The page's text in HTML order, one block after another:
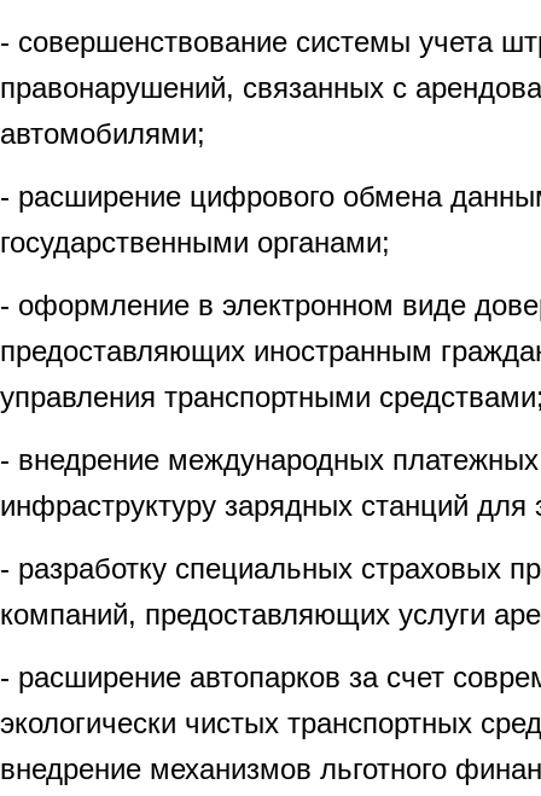
- совершенствование системы учета
правонарушений, связанных с
автомобилями;
- расширение цифрового обмена
государственными органами;
- оформление в электронном виде
предоставляющих иностранным
управления транспортными
- внедрение международных
инфраструктуру зарядных станций для
- разработку специальных страховых
компаний, предоставляющих услуги
- расширение автопарков за счет
экологически чистых транспортных
внедрение механизмов льготного